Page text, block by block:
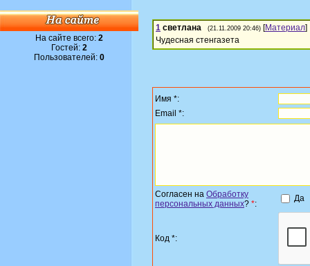
На сайте всего: 2
Гостей: 2
Пользователей: 0
1 светлана (21.11.2009 20:46) [Материал]
Чудесная стенгазета
Имя *:
Email *:
Согласен на Обработку
персональных данных? *:
Да
Код *: